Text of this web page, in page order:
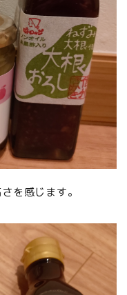
を感じます。